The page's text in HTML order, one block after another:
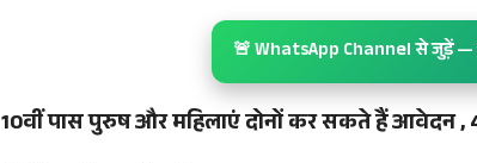
🚨 WhatsApp Channel से जुड़ें
10वीं पास पुरुष और महिलाएं दोनों कर सकते हैं आवेदन